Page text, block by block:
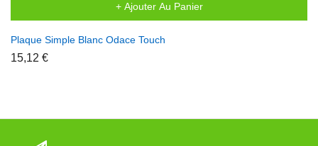
+ Ajouter Au Panier
Plaque Simple Blanc Odace Touch
15,12 €